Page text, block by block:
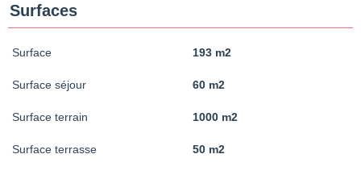
Surfaces
Surface 193 m2
Surface séjour 60 m2
Surface terrain 1000 m2
Surface terrasse 50 m2